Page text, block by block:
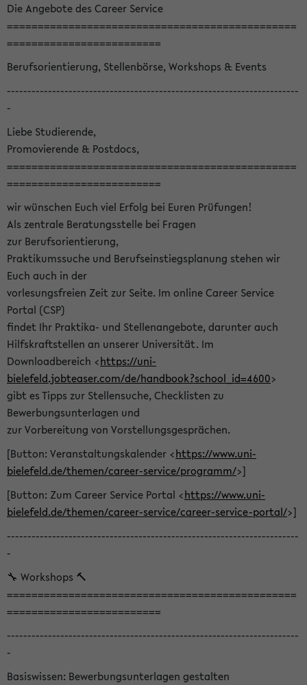
Die Angebote des Career Service
===============================================
=========================
Berufsorientierung, Stellenbörse, Workshops & Events
-----------------------------------------------------------------------
-
Liebe Studierende,
Promovierende & Postdocs,
===============================================
=========================
wir wünschen Euch viel Erfolg bei Euren Prüfungen!
Als zentrale Beratungsstelle bei Fragen
zur Berufsorientierung,
Praktikumssuche und Berufseinstiegsplanung stehen wir
Euch auch in der
vorlesungsfreien Zeit zur Seite. Im online Career Service
Portal (CSP)
findet Ihr Praktika- und Stellenangebote, darunter auch
Hilfskraftstellen an unserer Universität. Im
Downloadbereich <https://uni-
bielefeld.jobteaser.com/de/handbook?school_id=4600>
gibt es Tipps zur Stellensuche, Checklisten zu
Bewerbungsunterlagen und
zur Vorbereitung von Vorstellungsgesprächen.
[Button: Veranstaltungskalender <https://www.uni-
bielefeld.de/themen/career-service/programm/>]
[Button: Zum Career Service Portal <https://www.uni-
bielefeld.de/themen/career-service/career-service-portal/>]
-----------------------------------------------------------------------
-
🔧 Workshops 🔨
===============================================
=========================
-----------------------------------------------------------------------
-
Basiswissen: Bewerbungsunterlagen gestalten